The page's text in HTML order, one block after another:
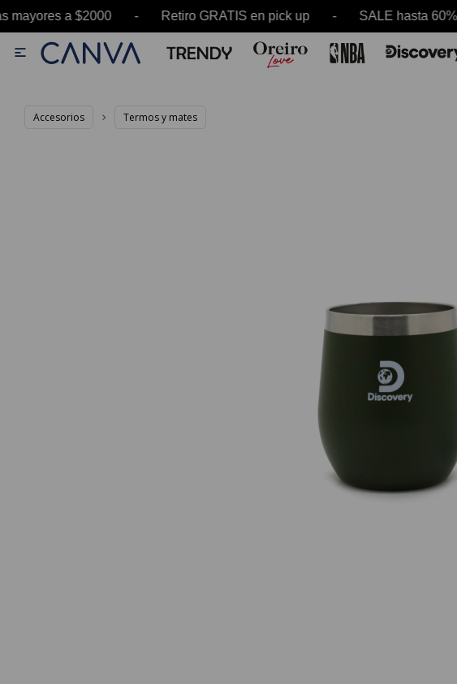
a $2000 - Retiro GRATIS en pick up - SALE hasta

Accesorios Termos y mates